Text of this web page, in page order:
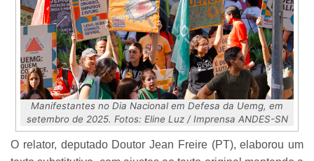
Manifestantes no Dia Nacional em Defesa da Uemg, em
setembro de 2025. Fotos: Eline Luz / Imprensa ANDES-SN
O relator, deputado Doutor Jean Freire (PT), elaborou um